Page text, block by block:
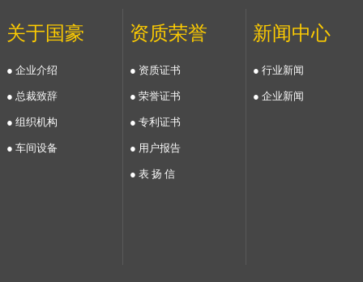
关于国豪
● 企业介绍
● 总裁致辞
● 组织机构
● 车间设备
资质荣誉
● 资质证书
● 荣誉证书
● 专利证书
● 用户报告
● 表 扬 信
新闻中心
● 行业新闻
● 企业新闻